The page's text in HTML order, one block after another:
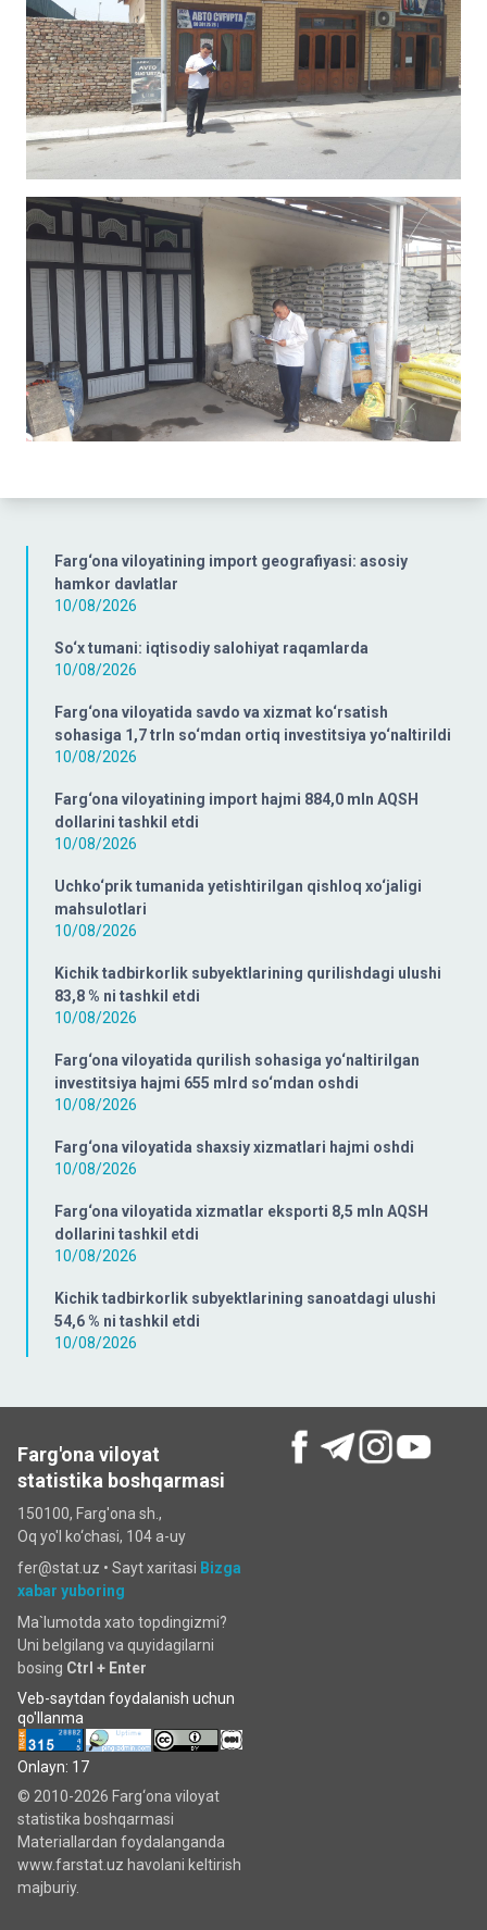
Farg‘ona viloyatining import geografiyasi: asosiy
hamkor davlatlar
10/08/2026
So‘x tumani: iqtisodiy salohiyat raqamlarda
10/08/2026
Farg‘ona viloyatida savdo va xizmat ko‘rsatish
sohasiga 1,7 trln so‘mdan ortiq investitsiya yo‘naltirildi
10/08/2026
Farg‘ona viloyatining import hajmi 884,0 mln AQSH
dollarini tashkil etdi
10/08/2026
Uchko‘prik tumanida yetishtirilgan qishloq xo‘jaligi
mahsulotlari
10/08/2026
Kichik tadbirkorlik subyektlarining qurilishdagi ulushi
83,8 % ni tashkil etdi
10/08/2026
Farg‘ona viloyatida qurilish sohasiga yo‘naltirilgan
investitsiya hajmi 655 mlrd so‘mdan oshdi
10/08/2026
Farg‘ona viloyatida shaxsiy xizmatlari hajmi oshdi
10/08/2026
Farg‘ona viloyatida xizmatlar eksporti 8,5 mln AQSH
dollarini tashkil etdi
10/08/2026
Kichik tadbirkorlik subyektlarining sanoatdagi ulushi
54,6 % ni tashkil etdi
10/08/2026
Farg'ona viloyat
statistika boshqarmasi
150100, Farg'ona sh.,
Oq yo'l ko‘chаsi, 104 a-uy
fer@stat.uz • Sayt xaritasi Bizga
xabar yuboring
Ma`lumotda xato topdingizmi?
Uni belgilang va quyidagilarni
bosing Ctrl + Enter
Veb-saytdan foydalanish uchun
qo'llanma
Onlayn: 17
© 2010-2026 Farg‘ona viloyat
statistika boshqarmasi
Materiallardan foydalanganda
www.farstat.uz havolani keltirish
majburiy.